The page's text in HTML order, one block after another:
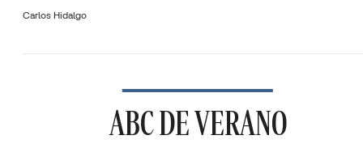
Carlos Hidalgo
ABC DE VERANO